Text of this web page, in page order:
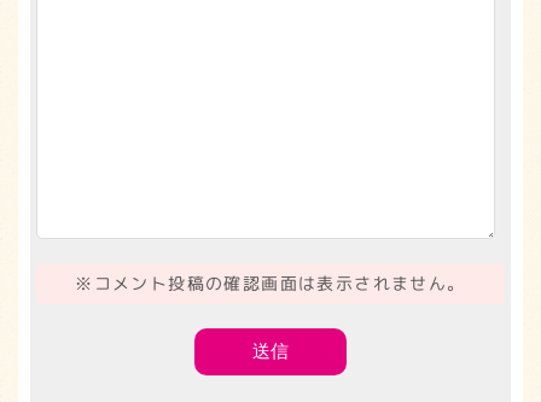
※コメント投稿の確認画面は表示されません。